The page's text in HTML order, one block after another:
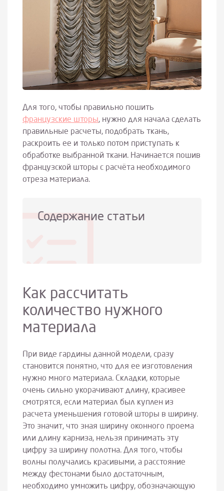
Для того, чтобы правильно пошить
французские шторы, нужно для начала сделать
правильные расчеты, подобрать ткань,
раскроить ее и только потом приступать к
обработке выбранной ткани. Начинается пошив
французской шторы с расчёта необходимого
отреза материала.
Содержание статьи
Как рассчитать
количество нужного
материала
При виде гардины данной модели, сразу
становится понятно, что для ее изготовления
нужно много материала. Складки, которые
очень сильно укорачивают длину, красивее
смотрятся, если материал был куплен из
расчета уменьшения готовой шторы в ширину.
Это значит, что зная ширину оконного проема
или длину карниза, нельзя принимать эту
цифру за ширину полотна. Для того, чтобы
волны получались красивыми, а расстояние
между фестонами было достаточным,
необходимо умножить цифру, обозначающую